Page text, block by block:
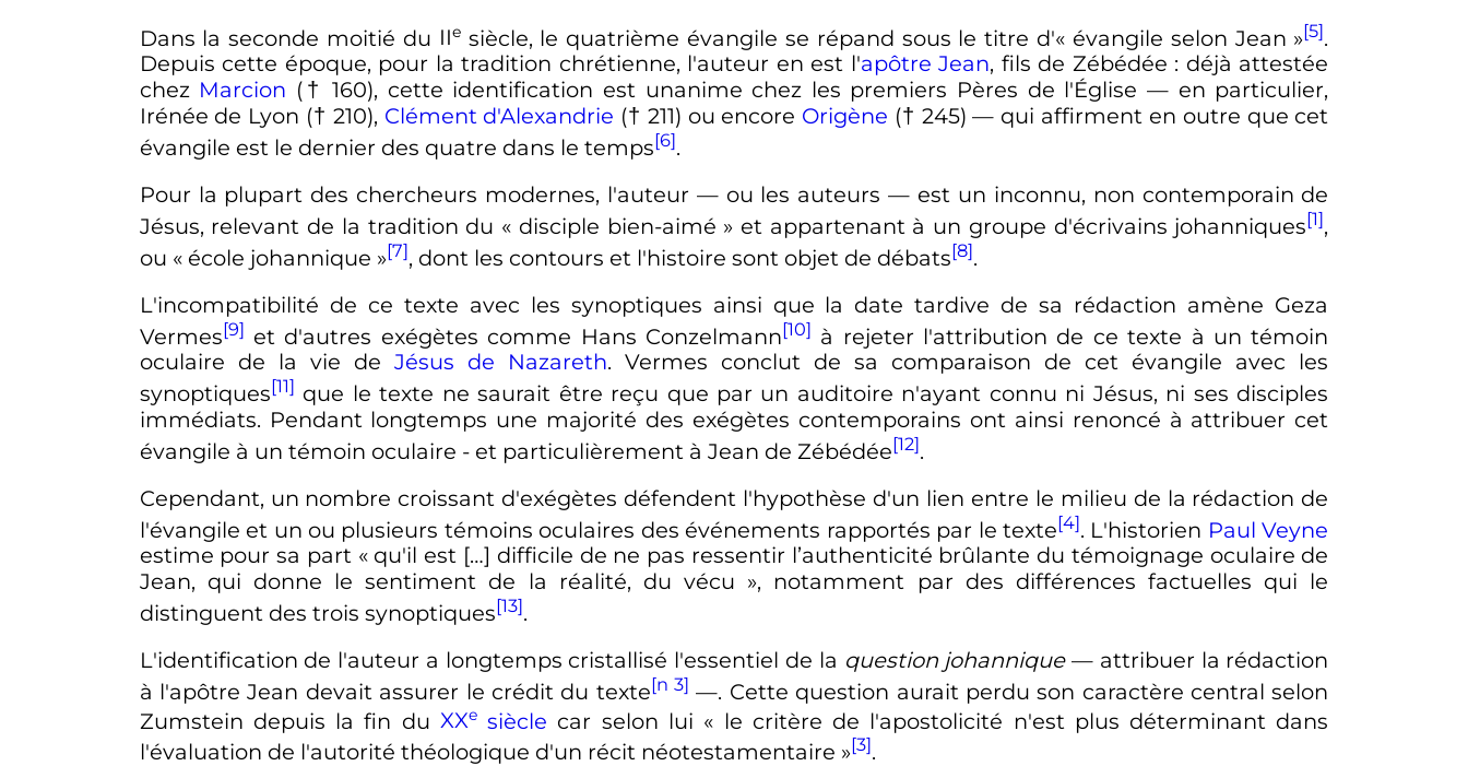
Dans la seconde moitié du IIe siècle, le quatrième évangile se répand sous le titre d'« évangile selon Jean »[5].
Depuis cette époque, pour la tradition chrétienne, l'auteur en est l'apôtre Jean, fils de Zébédée : déjà attestée
chez Marcion († 160), cette identification est unanime chez les premiers Pères de l'Église — en particulier,
Irénée de Lyon († 210), Clément d'Alexandrie († 211) ou encore Origène († 245) — qui affirment en outre que cet
évangile est le dernier des quatre dans le temps[6].
Pour la plupart des chercheurs modernes, l'auteur — ou les auteurs — est un inconnu, non contemporain de
Jésus, relevant de la tradition du « disciple bien-aimé » et appartenant à un groupe d'écrivains johanniques[1],
ou « école johannique »[7], dont les contours et l'histoire sont objet de débats[8].
L'incompatibilité de ce texte avec les synoptiques ainsi que la date tardive de sa rédaction amène Geza
Vermes[9] et d'autres exégètes comme Hans Conzelmann[10] à rejeter l'attribution de ce texte à un témoin
oculaire de la vie de Jésus de Nazareth. Vermes conclut de sa comparaison de cet évangile avec les
synoptiques[11] que le texte ne saurait être reçu que par un auditoire n'ayant connu ni Jésus, ni ses disciples
immédiats. Pendant longtemps une majorité des exégètes contemporains ont ainsi renoncé à attribuer cet
évangile à un témoin oculaire - et particulièrement à Jean de Zébédée[12].
Cependant, un nombre croissant d'exégètes défendent l'hypothèse d'un lien entre le milieu de la rédaction de
l'évangile et un ou plusieurs témoins oculaires des événements rapportés par le texte[4]. L'historien Paul Veyne
estime pour sa part « qu'il est […] difficile de ne pas ressentir l’authenticité brûlante du témoignage oculaire de
Jean, qui donne le sentiment de la réalité, du vécu », notamment par des différences factuelles qui le
distinguent des trois synoptiques[13].
L'identification de l'auteur a longtemps cristallisé l'essentiel de la question johannique — attribuer la rédaction
à l'apôtre Jean devait assurer le crédit du texte[n 3] —. Cette question aurait perdu son caractère central selon
Zumstein depuis la fin du XXesiècle car selon lui « le critère de l'apostolicité n'est plus déterminant dans
l'évaluation de l'autorité théologique d'un récit néotestamentaire »[3].